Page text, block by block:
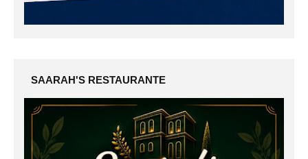
SAARAH'S RESTAURANTE